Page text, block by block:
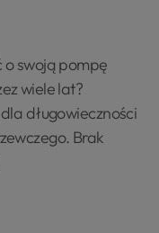
o swoją pompę
wiele lat?
długowieczności
Brak